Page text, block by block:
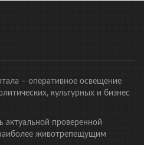
– оперативное освещение
культурных и бизнес
актуальной проверенной
животрепещущим